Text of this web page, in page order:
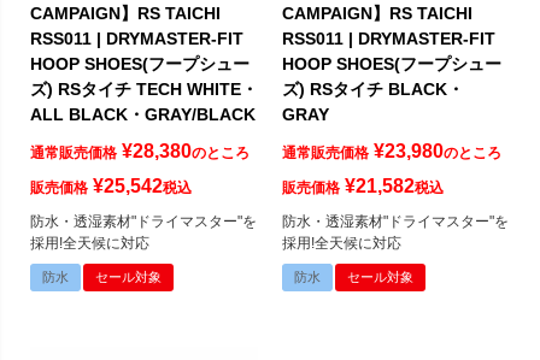
CAMPAIGN】RS TAICHI
RSS011 | DRYMASTER-FIT
HOOP SHOES(フープシュー
ズ) RSタイチ TECH WHITE・
ALL BLACK・GRAY/BLACK
通常販売価格 ¥28,380のところ
販売価格 ¥25,542税込
防水・透湿素材"ドライマスター"を
採用!全天候に対応
防水 セール対象
CAMPAIGN】RS TAICHI
RSS011 | DRYMASTER-FIT
HOOP SHOES(フープシュー
ズ) RSタイチ BLACK・
GRAY
通常販売価格 ¥23,980のところ
販売価格 ¥21,582税込
防水・透湿素材"ドライマスター"を
採用!全天候に対応
防水 セール対象